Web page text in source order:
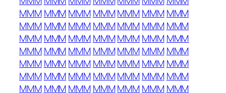
MMM MMMMMMMMMMMMMMM MMM
MMM MMMMMMMMMMMMMMM MMM
MMM MMMMMMMMMMMMMMM MMM
MMM MMMMMMMMMMMMMMM MMM
MMM MMMMMMMMMMMMMMM MMM
MMM MMMMMMMMMMMMMMM MMM
MMM MMMMMMMMMMMMMMM MMM